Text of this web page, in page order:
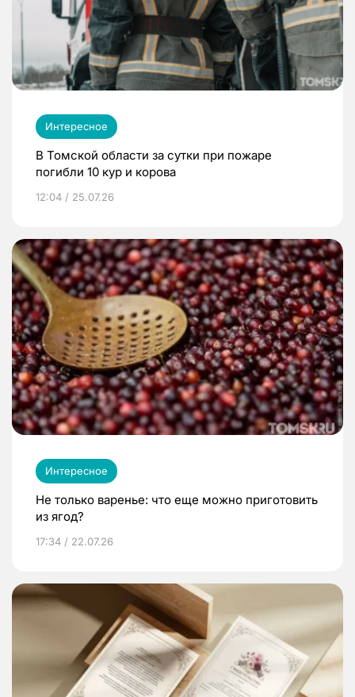
Интересное
В Томской области за сутки при пожаре
погибли 10 кур и корова
12:04 / 25.07.26
Интересное
Не только варенье: что еще можно приготовить
из ягод?
17:34 / 22.07.26